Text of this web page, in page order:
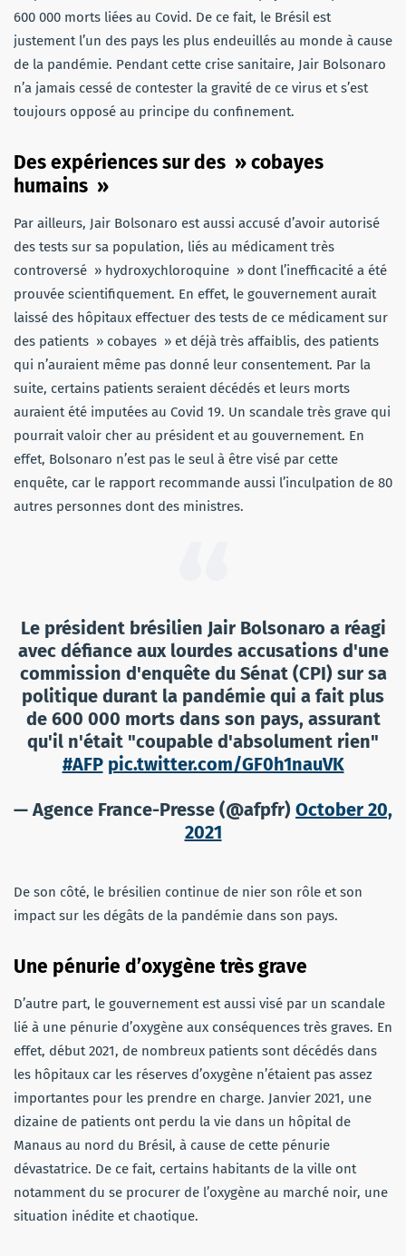
600 000 morts liées au Covid. De ce fait, le Brésil est
justement l’un des pays les plus endeuillés au monde à cause
de la pandémie. Pendant cette crise sanitaire, Jair Bolsonaro
n’a jamais cessé de contester la gravité de ce virus et s’est
toujours opposé au principe du confinement.
Des expériences sur des » cobayes
humains »
Par ailleurs, Jair Bolsonaro est aussi accusé d’avoir autorisé
des tests sur sa population, liés au médicament très
controversé » hydroxychloroquine » dont l’inefficacité a été
prouvée scientifiquement. En effet, le gouvernement aurait
laissé des hôpitaux effectuer des tests de ce médicament sur
des patients » cobayes » et déjà très affaiblis, des patients
qui n’auraient même pas donné leur consentement. Par la
suite, certains patients seraient décédés et leurs morts
auraient été imputées au Covid 19. Un scandale très grave qui
pourrait valoir cher au président et au gouvernement. En
effet, Bolsonaro n’est pas le seul à être visé par cette
enquête, car le rapport recommande aussi l’inculpation de 80
autres personnes dont des ministres.
Le président brésilien Jair Bolsonaro a réagi
avec défiance aux lourdes accusations d'une
commission d'enquête du Sénat (CPI) sur sa
politique durant la pandémie qui a fait plus
de 600 000 morts dans son pays, assurant
qu'il n'était "coupable d'absolument rien"
#AFP pic.twitter.com/GF0h1nauVK
— Agence France-Presse (@afpfr) October 20,
2021
De son côté, le brésilien continue de nier son rôle et son
impact sur les dégâts de la pandémie dans son pays.
Une pénurie d’oxygène très grave
D’autre part, le gouvernement est aussi visé par un scandale
lié à une pénurie d’oxygène aux conséquences très graves. En
effet, début 2021, de nombreux patients sont décédés dans
les hôpitaux car les réserves d’oxygène n’étaient pas assez
importantes pour les prendre en charge. Janvier 2021, une
dizaine de patients ont perdu la vie dans un hôpital de
Manaus au nord du Brésil, à cause de cette pénurie
dévastatrice. De ce fait, certains habitants de la ville ont
notamment du se procurer de l’oxygène au marché noir, une
situation inédite et chaotique.